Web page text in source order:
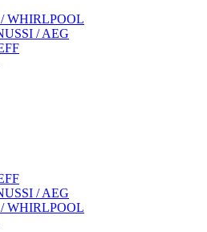
WHIRLPOOL
/ AEG
/ AEG
WHIRLPOOL